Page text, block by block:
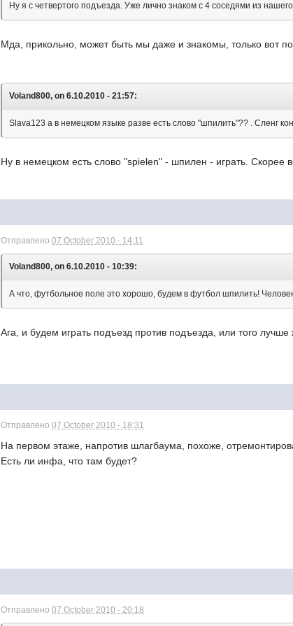
Ну я с четвертого подъезда. Уже лично знаком с 4 соседями из
Мда, прикольно, может быть мы даже и знакомы, только вот
Voland800, on 6.10.2010 - 21:57:
Slava123 а в немецком языке разве есть слово "шпилить"?? . Сленг
Ну в немецком есть слово "spielen" - шпилен - играть. Скорее
Отправлено07 October 2010 - 14:11
Voland800, on 6.10.2010 - 10:39:
А что, футбольное поле это хорошо, будем в футбол шпилить!
Ага, и будем играть подъезд против подъезда, или того
Отправлено07 October 2010 - 18:31
На первом этаже, напротив шлагбаума, похоже,
Есть ли инфа, что там будет?
Отправлено07 October 2010 - 20:18